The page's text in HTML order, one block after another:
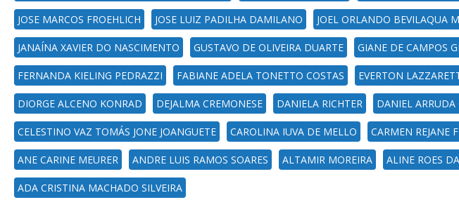
JOSE MARCOS FROEHLICH JOSE LUIZ PADILHA DAMILANO JOEL ORLANDO BEVILAQUA
JANAÍNA XAVIER DO NASCIMENTO GUSTAVO DE OLIVEIRA DUARTE GIANE DE CAMPOS
FERNANDA KIELING PEDRAZZI FABIANE ADELA TONETTO COSTAS EVERTON
DIORGE ALCENO KONRAD DEJALMA CREMONESE DANIELA RICHTER DANIEL ARRUDA
CELESTINO VAZ TOMÁS JONE JOANGUETE CAROLINA IUVA DE MELLO CARMEN REJANE
ANE CARINE MEURER ANDRE LUIS RAMOS SOARES ALTAMIR MOREIRA ALINE ROES
ADA CRISTINA MACHADO SILVEIRA